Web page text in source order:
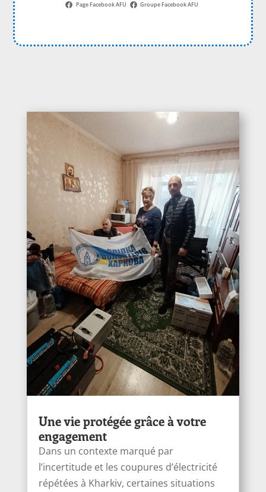
Page Facebook AFU Groupe Facebook AFU
Une vie protégée grâce à votre
engagement
Dans un contexte marqué par
l’incertitude et les coupures d’électricité
répétées à Kharkiv, certaines situations